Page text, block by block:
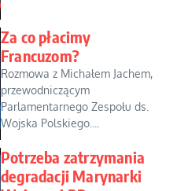
Za co płacimy
Francuzom?
Rozmowa z Michałem Jachem,
przewodniczącym
Parlamentarnego Zespołu ds.
Wojska Polskiego....
Potrzeba zatrzymania
degradacji Marynarki